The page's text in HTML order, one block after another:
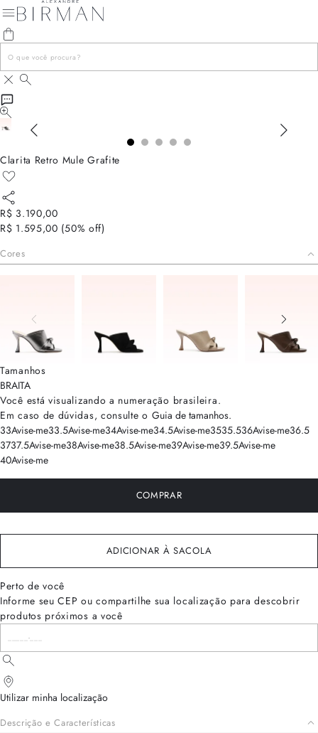
Clarita Retro Mule Grafite
R$ 3.190,00
R$ 1.595,00 (50% off)
Cores
Tamanhos
BRAITA
Você está visualizando a numeração brasileira.
Em caso de dúvidas, consulte o Guia de tamanhos.
33Avise-me33.5Avise-me34Avise-me34.5Avise-me3535.536Avise-me36.5
3737.5Avise-me38Avise-me38.5Avise-me39Avise-me39.5Avise-me
40Avise-me
COMPRAR
ADICIONAR À SACOLA
Perto de você
Informe seu CEP ou compartilhe sua localização para descobrir
produtos próximos a você
Utilizar minha localização
Descrição e Características